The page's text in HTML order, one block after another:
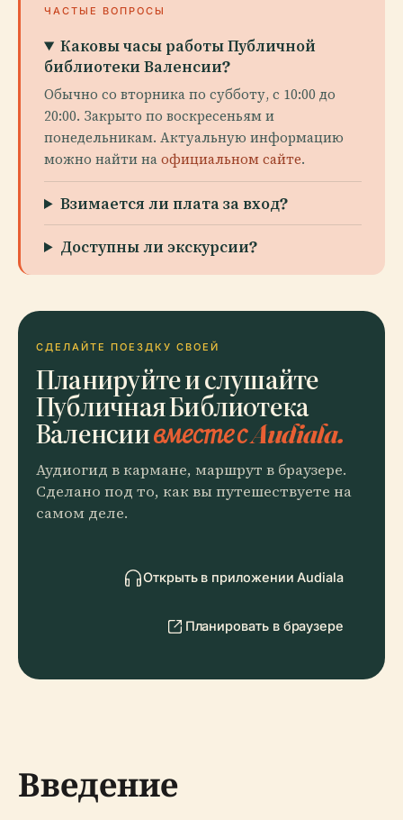
ЧАСТЫЕ ВОПРОСЫ
Каковы часы работы Публичной
библиотеки Валенсии?
Обычно со вторника по субботу, с 10:00 до
20:00. Закрыто по воскресеньям и
понедельникам. Актуальную информацию
можно найти наофициальном сайте.
Взимается ли плата за вход?
Доступны ли экскурсии?
СДЕЛАЙТЕ ПОЕЗДКУ СВОЕЙ
Планируйте и слушайте
Публичная Библиотека
Валенсиивместе с Audiala.
Аудиогид в кармане, маршрут в браузере.
Сделано под то, как вы путешествуете на
самом деле.
Открыть в приложении Audiala
Планировать в браузере
Введение